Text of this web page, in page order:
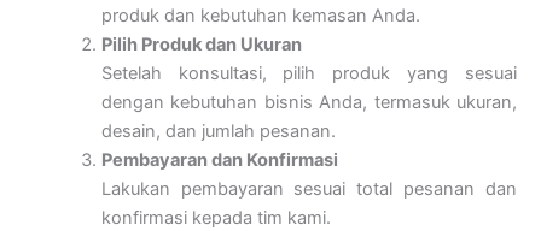
produk dan kebutuhan kemasan Anda.
Pilih Produk dan Ukuran
Setelah konsultasi, pilih produk yang sesuai
dengan kebutuhan bisnis Anda, termasuk ukuran,
desain, dan jumlah pesanan.
Pembayaran dan Konfirmasi
Lakukan pembayaran sesuai total pesanan dan
konfirmasi kepada tim kami.